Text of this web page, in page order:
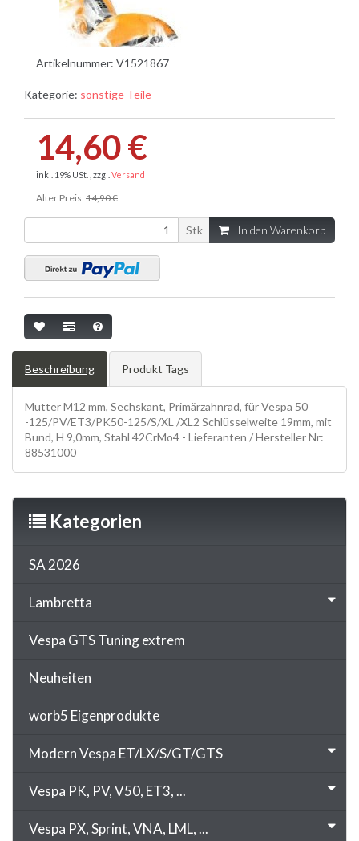
Artikelnummer: V1521867
Kategorie: sonstige Teile
14,60 €
inkl. 19% USt. , zzgl. Versand
Alter Preis: 14,90 €
Stk In den Warenkorb
Beschreibung Produkt Tags
Mutter M12 mm, Sechskant, Primärzahnrad, für Vespa 50
-125/PV/ET3/PK50-125/S/XL /XL2 Schlüsselweite 19mm, mit
Bund, H 9,0mm, Stahl 42CrMo4 - Lieferanten / Hersteller Nr:
88531000
Kategorien
SA 2026
Lambretta
Vespa GTS Tuning extrem
Neuheiten
worb5 Eigenprodukte
Modern Vespa ET/LX/S/GT/GTS
Vespa PK, PV, V50, ET3, ...
Vespa PX, Sprint, VNA, LML, ...